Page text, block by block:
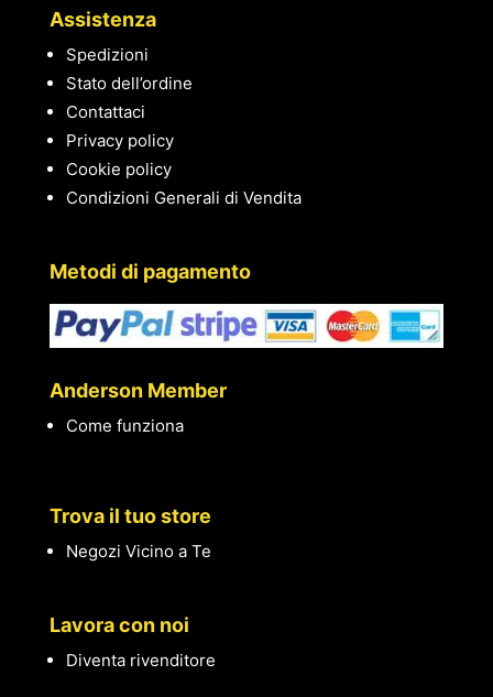
Assistenza
Spedizioni
Stato dell’ordine
Contattaci
Privacy policy
Cookie policy
Condizioni Generali di Vendita
Metodi di pagamento
Anderson Member
Come funziona
Trova il tuo store
Negozi Vicino a Te
Lavora con noi
Diventa rivenditore